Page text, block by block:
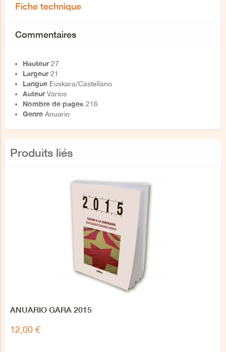
Fiche technique
Commentaires
Hauteur27
Largeur21
Langue Euskara/Castellano
AuteurVarios
Nombre de pages 216
Genre Anuario
Produits liés
ANUARIO GARA 2015
12,00 €